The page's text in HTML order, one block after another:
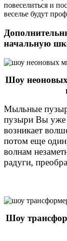
повеселиться и
веселье будут
начальную
Шоу
Мыльные
пузыри Вы уже
возникает
потом еще
волнам
радуги,
Шоу